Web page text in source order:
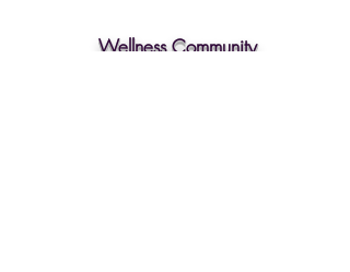
Wellness Community